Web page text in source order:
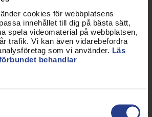
cookies för webbplatsens
innehållet till dig på bästa sätt,
spela videomaterial på webbplatsen,
trafik. Vi kan även vidarebefordra
som vi använder. Läs
behandlar
i